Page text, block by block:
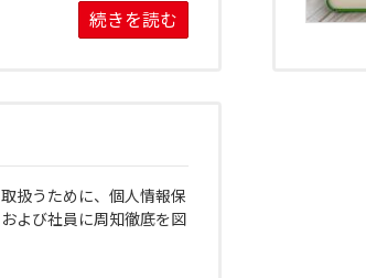
続きを読む
扱うために、個人情報保
よび社員に周知徹底を図